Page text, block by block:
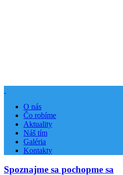
O nás
Čo robíme
Aktuality
Náš tím
Galéria
Kontakty
Spoznajme sa pochopme sa